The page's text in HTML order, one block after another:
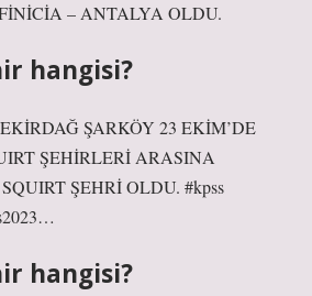
– ANTALYA OLDU.
hangisi?
ŞARKÖY 23 EKİM’DE
ŞEHİRLERİ ARASINA
ŞEHRİ OLDU. #kpss
hangisi?